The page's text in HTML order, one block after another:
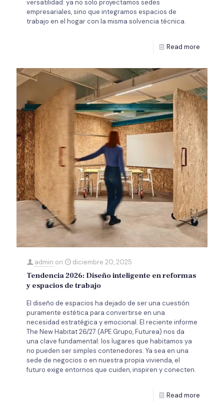
versatilidad: ya no solo proyectamos sedes
empresariales, sino que integramos espacios de
trabajo en el hogar con la misma solvencia técnica.
Read more
admin on diciembre 20, 2025
Tendencia 2026: Diseño inteligente en reformas
y espacios de trabajo
El diseño de espacios ha dejado de ser una cuestión
puramente estética para convertirse en una
necesidad estratégica y emocional. El reciente informe
The New Habitat 26/27 (APE Grupo, Futurea) nos da
una clave fundamental: los lugares que habitamos ya
no pueden ser simples contenedores. Ya sea en una
sede de negocios o en nuestra propia vivienda, el
futuro exige entornos que cuiden, inspiren y conecten.
Read more